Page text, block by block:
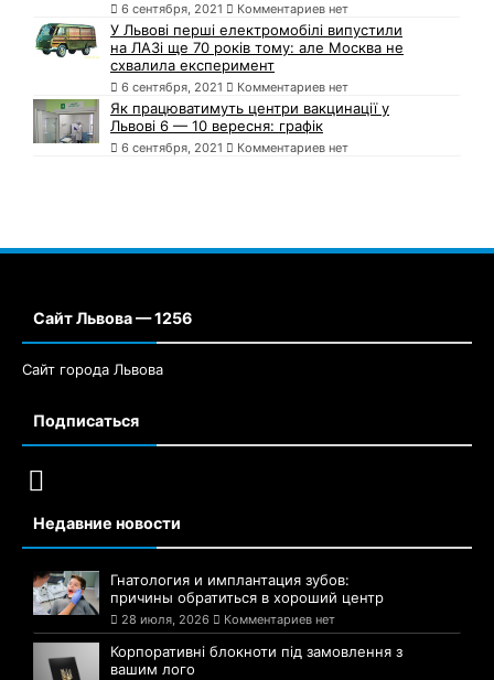
6 сентября, 2021 Комментариев нет
У Львові перші електромобілі випустили
на ЛАЗі ще 70 років тому: але Москва не
схвалила експеримент
6 сентября, 2021 Комментариев нет
Як працюватимуть центри вакцинації у
Львові 6 — 10 вересня: графік
6 сентября, 2021 Комментариев нет
Сайт Львова — 1256
Сайт города Львова
Подписаться
Недавние новости
Гнатология и имплантация зубов:
причины обратиться в хороший центр
28 июля, 2026 Комментариев нет
Корпоративні блокноти під замовлення з
вашим лого